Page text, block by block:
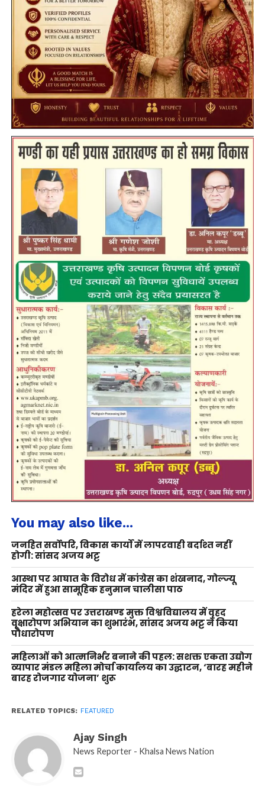
You may also like...
जनहित सर्वोपरि, विकास कार्यों में लापरवाही बर्दाश्त नहीं
होगी: सांसद अजय भट्ट
आस्था पर आघात के विरोध में कांग्रेस का शंखनाद, गोल्ज्यू
मंदिर में हुआ सामूहिक हनुमान चालीसा पाठ
हरेला महोत्सव पर उत्तराखण्ड मुक्त विश्वविद्यालय में वृहद
वृक्षारोपण अभियान का शुभारंभ, सांसद अजय भट्ट ने किया
पौधारोपण
महिलाओं को आत्मनिर्भर बनाने की पहल: सशक्त एकता उद्योग
व्यापार मंडल महिला मोर्चा कार्यालय का उद्घाटन, ‘बारह महीने
बारह रोजगार योजना’ शुरू
RELATED TOPICS: FEATURED
Ajay Singh
News Reporter - Khalsa News Nation